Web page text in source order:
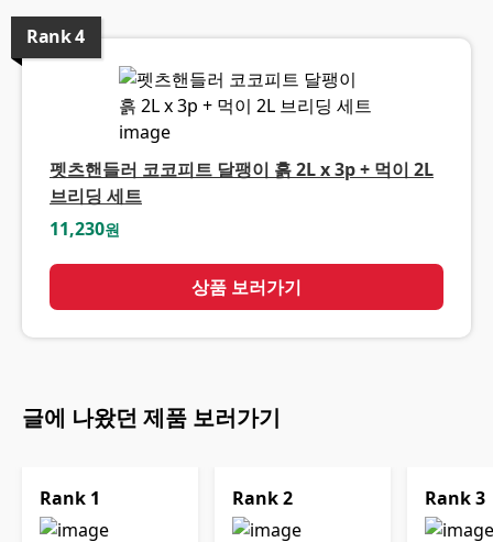
Rank4
펫츠핸들러 코코피트 달팽이 흙 2L x 3p + 먹이 2L
브리딩 세트
11,230원
상품 보러가기
글에 나왔던 제품 보러가기
Rank 1 Rank2 Rank3